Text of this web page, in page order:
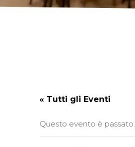
« Tutti gli Eventi
Questo evento è passato.